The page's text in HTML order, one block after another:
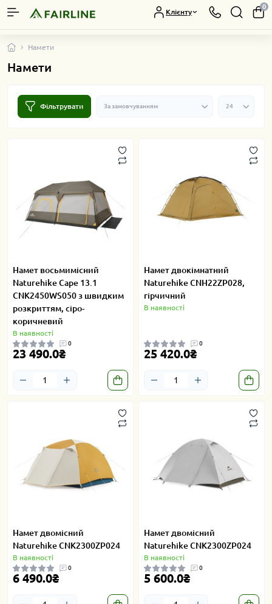
Клієнту
0
Намети
Намети
Фільтрувати
Намет восьмимісний
Naturehike Cape 13.1
CNK2450WS050 з швидким
розкриттям, сіро-
коричневий
В наявності
0
23 490.0₴
Намет двокімнатний
Naturehike CNH22ZP028,
гірчичний
В наявності
0
25 420.0₴
Намет двомісний
Naturehike CNK2300ZP024
В наявності
0
6 490.0₴
Намет двомісний
Naturehike CNK2300ZP024
В наявності
0
5 600.0₴